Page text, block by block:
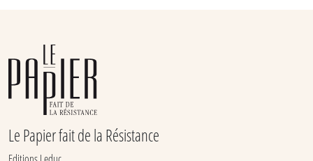
Le Papier fait de la Résistance